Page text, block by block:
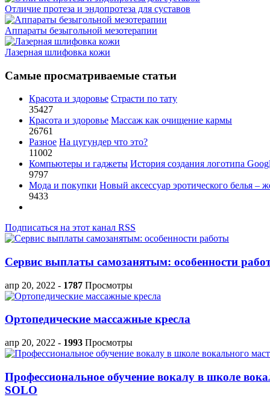
Отличие протеза и эндопротеза для суставов
Аппараты безыгольной мезотерапии
Лазерная шлифовка кожи
Самые просматриваемые статьи
Красота и здоровье Страсти по тату
35427
Красота и здоровье Массаж как очищение кармы
26761
Разное На цугундер что это?
11002
Компьютеры и гаджеты История создания логотипа
9797
Мода и покупки Новый аксессуар эротического белья –
9433
Подписаться на этот канал RSS
Сервис выплаты самозанятым: особенности
апр 20, 2022 - 1787 Просмотры
Ортопедические массажные кресла
апр 20, 2022 - 1993 Просмотры
Профессиональное обучение вокалу в школе
SOLO